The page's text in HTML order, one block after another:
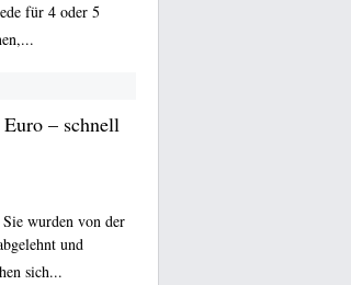
für 4 oder 5
– schnell
wurden von der
und
sich...